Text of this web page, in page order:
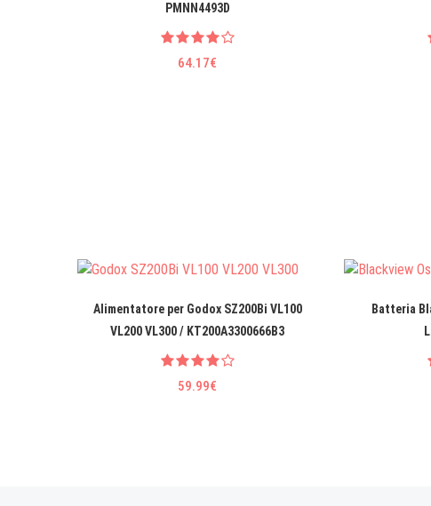
PMNN4493D
64.17€
Alimentatore per Godox SZ200Bi VL100
VL200 VL300 / KT200A3300666B3
59.99€
Batteria